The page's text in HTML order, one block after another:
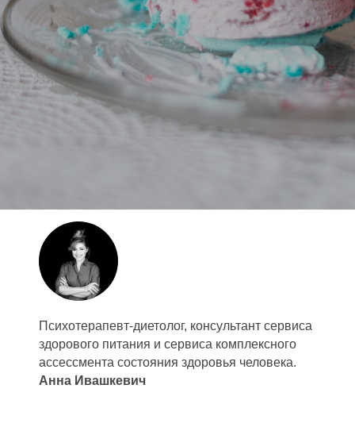
Психотерапевт-диетолог, консультант сервиса
здорового питания и сервиса комплексного
ассессмента состояния здоровья человека.
Анна Ивашкевич